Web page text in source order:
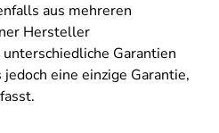
aus mehreren
Hersteller
Garantien
eine einzige Garantie,